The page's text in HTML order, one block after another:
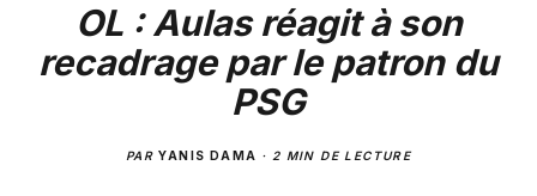
OL : Aulas réagit à son
recadrage par le patron du
PSG
PARYANIS DAMA · 2 MIN DE LECTURE